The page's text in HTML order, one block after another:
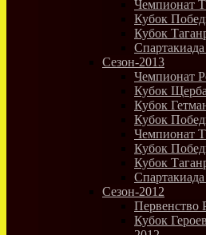
Чемпионат
Кубок
Кубок
Сезон-2013
Чемпионат
Кубок
Кубок
Кубок
Чемпионат
Кубок
Кубок
Сезон-2012
Первенство
Кубок